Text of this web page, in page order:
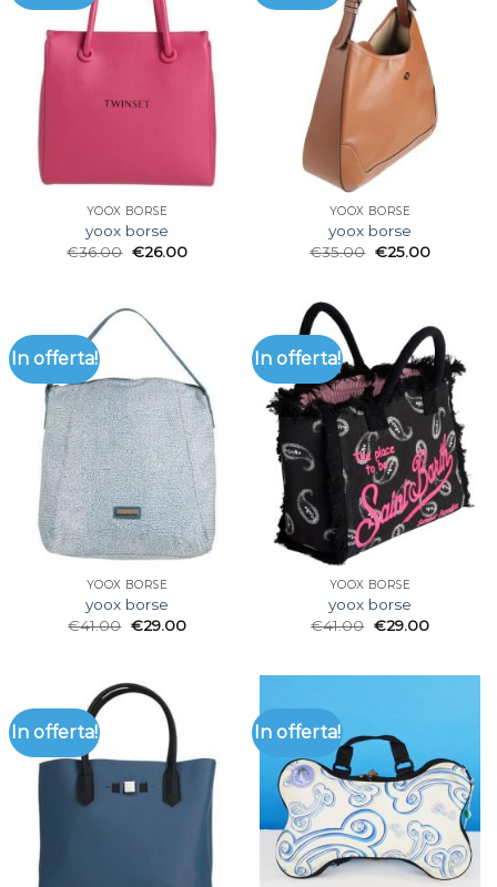
YOOX BORSE
yoox borse
€36.00 €26.00
YOOX BORSE
yoox borse
€35.00 €25.00
In offerta!
YOOX BORSE
yoox borse
€41.00 €29.00
In offerta!
YOOX BORSE
yoox borse
€41.00 €29.00
In offerta! In offerta!